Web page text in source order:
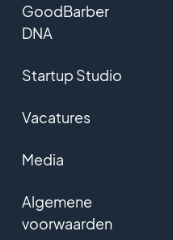
GoodBarber
DNA
Startup Studio
Vacatures
Media
Algemene
voorwaarden